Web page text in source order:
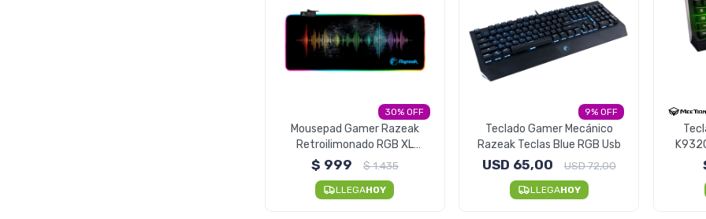
30
Mousepad Gamer Razeak
Retroilimonado RGB XL
80x30 CM
$ 999 $1.435
LLEGAHOY
9
Teclado Gamer Mecánico
Razeak Teclas Blue RGB Usb
USD 65,00 USD72,00
LLEGAHOY